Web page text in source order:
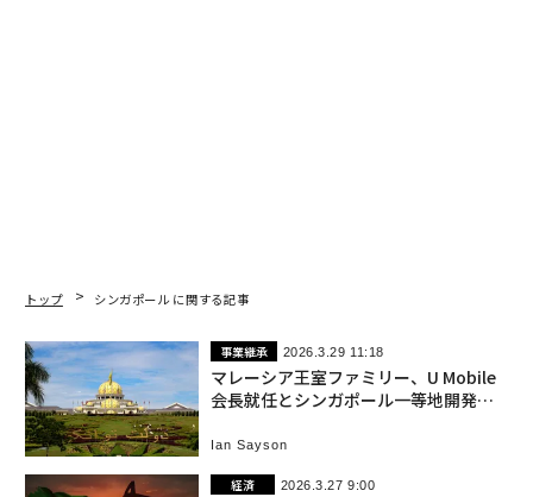
トップ シンガポール に関する記事
事業継承 2026.3.29 11:18
マレーシア王室ファミリー、U Mobile
会長就任とシンガポール一等地開発を
Ian Sayson
経済 2026.3.27 9:00